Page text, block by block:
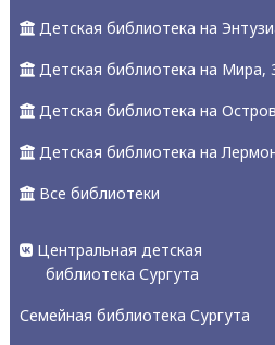
Детская библиотека на
Детская библиотека на Мира,
Детская библиотека на
Детская библиотека на
Все библиотеки
Центральная детская
библиотека Сургута
Семейная библиотека Сургута